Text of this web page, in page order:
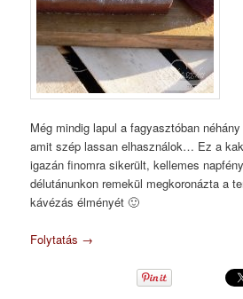
Még mindig lapul a fagyasztóban
amit szép lassan elhasználok… Ez a
igazán finomra sikerült, kellemes
délutánunkon remekül megkoronázta a
kávézás élményét 🙂
Folytatás →